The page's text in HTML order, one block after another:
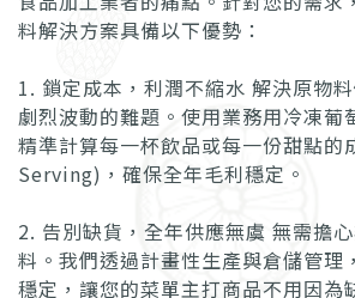
料解決方案具備以下優勢：
1. 鎖定成本，利潤不縮水 解決原物
劇烈波動的難題。使用業務用冷凍葡
精準計算每一杯飲品或每一份甜點
Serving)，確保全年毛利穩定。
2. 告別缺貨，全年供應無虞 無需擔
料。我們透過計畫性生產與倉儲管理
穩定，讓您的菜單主打商品不用因為